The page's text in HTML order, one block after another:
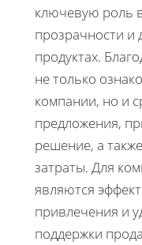
ключевую роль
прозрачности и
продуктах.
не только
компании, но и
предложения,
решение, а
затраты. Для
являются
привлечения и
поддержки